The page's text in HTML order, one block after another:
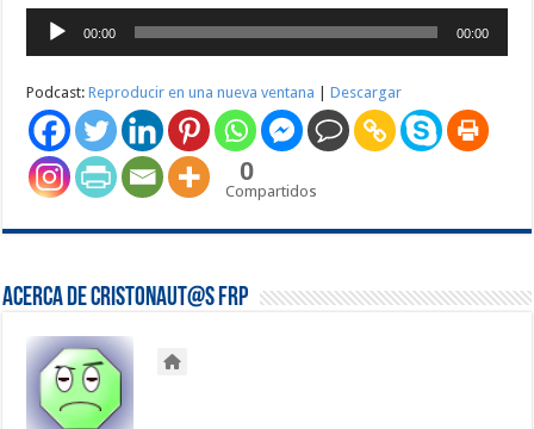
Reproductor
00:00 00:00
Podcast:Reproducir en una nueva ventana |Descargar
0
Compartidos
Acerca de Cristonaut@s FRP